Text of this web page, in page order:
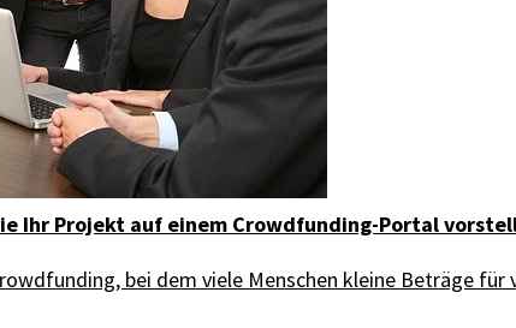
Ihr Projekt auf einem Crowdfunding-Portal
bei dem viele Menschen kleine Beträge